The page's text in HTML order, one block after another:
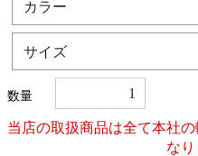
数量
当店の取扱商品は全て本社
なり